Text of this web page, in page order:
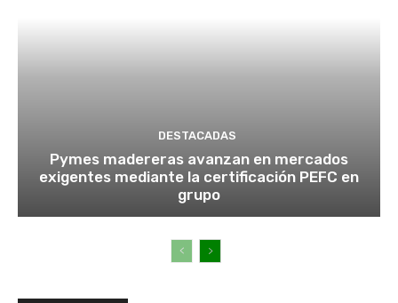
DESTACADAS
Pymes madereras avanzan en mercados
exigentes mediante la certificación PEFC en
grupo